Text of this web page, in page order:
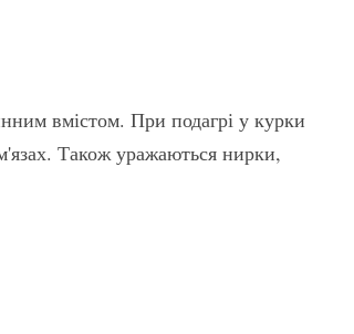
вмістом. При подагрі у курки
Також уражаються нирки,